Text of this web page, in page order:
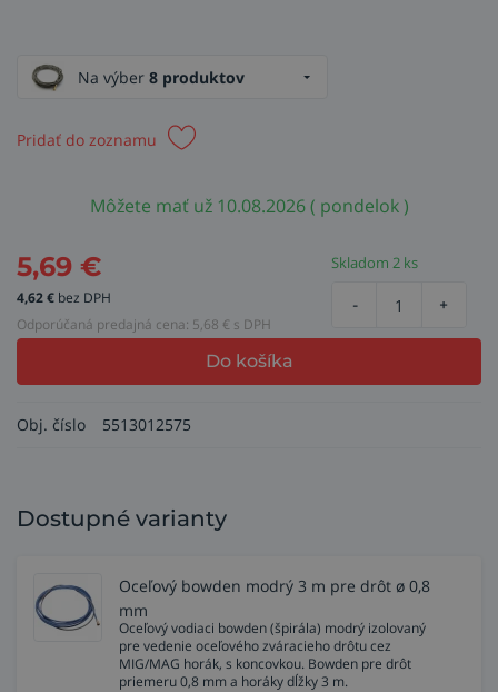
Na výber 8 produktov
Pridať do zoznamu
Môžete mať už 10.08.2026 ( pondelok )
5,69 €
4,62€ bez DPH
Odporúčaná predajná cena: 5,68 € s DPH
Skladom 2 ks
- +
Do košíka
Obj. číslo 5513012575
Dostupné varianty
Oceľový bowden modrý 3 m pre drôt ø 0,8
mm
Oceľový vodiaci bowden (špirála) modrý izolovaný
pre vedenie oceľového zváracieho drôtu cez
MIG/MAG horák, s koncovkou. Bowden pre drôt
priemeru 0,8 mm a horáky dĺžky 3 m.